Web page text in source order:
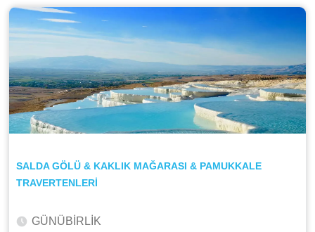
SALDA GÖLÜ & KAKLIK MAĞARASI & PAMUKKALE
TRAVERTENLERİ
GÜNÜBİRLİK